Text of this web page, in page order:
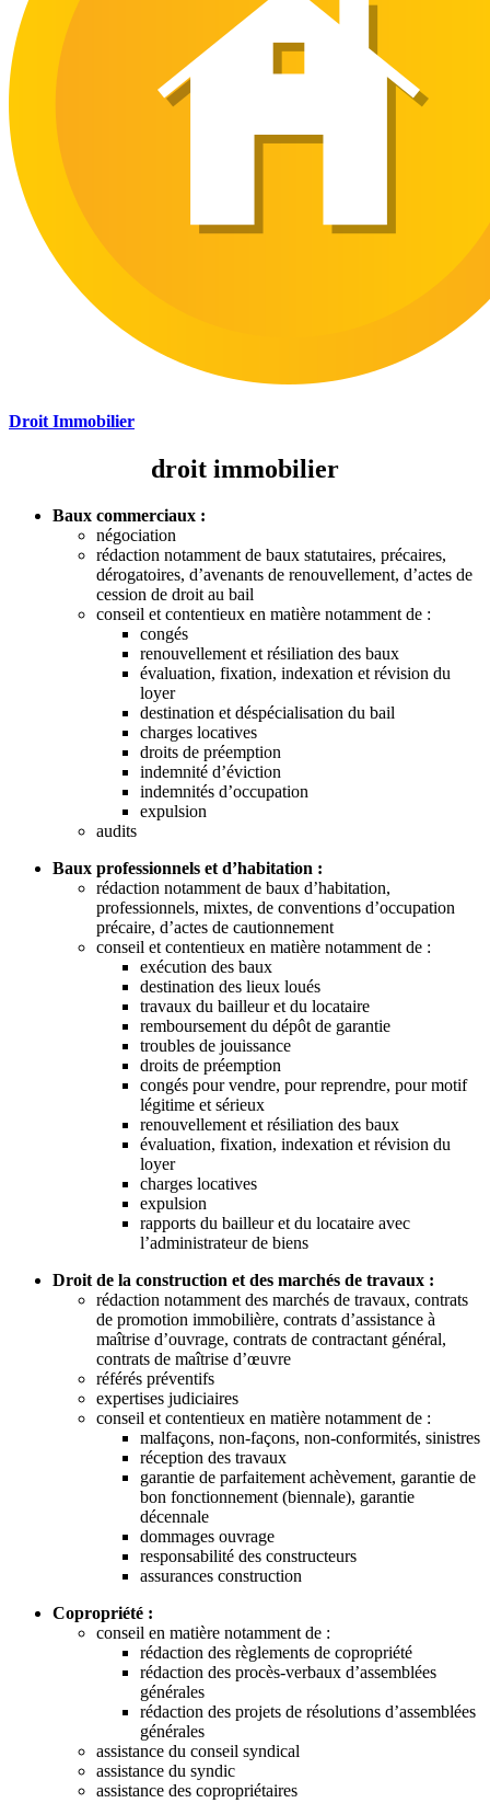
Droit Immobilier
droit immobilier
Baux commerciaux :
négociation
rédaction notamment de baux statutaires, précaires,
dérogatoires, d’avenants de renouvellement, d’actes de
cession de droit au bail
conseil et contentieux en matière notamment de :
congés
renouvellement et résiliation des baux
évaluation, fixation, indexation et révision du
loyer
destination et déspécialisation du bail
charges locatives
droits de préemption
indemnité d’éviction
indemnités d’occupation
expulsion
audits
Baux professionnels et d’habitation :
rédaction notamment de baux d’habitation,
professionnels, mixtes, de conventions d’occupation
précaire, d’actes de cautionnement
conseil et contentieux en matière notamment de :
exécution des baux
destination des lieux loués
travaux du bailleur et du locataire
remboursement du dépôt de garantie
troubles de jouissance
droits de préemption
congés pour vendre, pour reprendre, pour motif
légitime et sérieux
renouvellement et résiliation des baux
évaluation, fixation, indexation et révision du
loyer
charges locatives
expulsion
rapports du bailleur et du locataire avec
l’administrateur de biens
Droit de la construction et des marchés de travaux :
rédaction notamment des marchés de travaux, contrats
de promotion immobilière, contrats d’assistance à
maîtrise d’ouvrage, contrats de contractant général,
contrats de maîtrise d’œuvre
référés préventifs
expertises judiciaires
conseil et contentieux en matière notamment de :
malfaçons, non-façons, non-conformités, sinistres
réception des travaux
garantie de parfaitement achèvement, garantie de
bon fonctionnement (biennale), garantie
décennale
dommages ouvrage
responsabilité des constructeurs
assurances construction
Copropriété :
conseil en matière notamment de :
rédaction des règlements de copropriété
rédaction des procès-verbaux d’assemblées
générales
rédaction des projets de résolutions d’assemblées
générales
assistance du conseil syndical
assistance du syndic
assistance des copropriétaires